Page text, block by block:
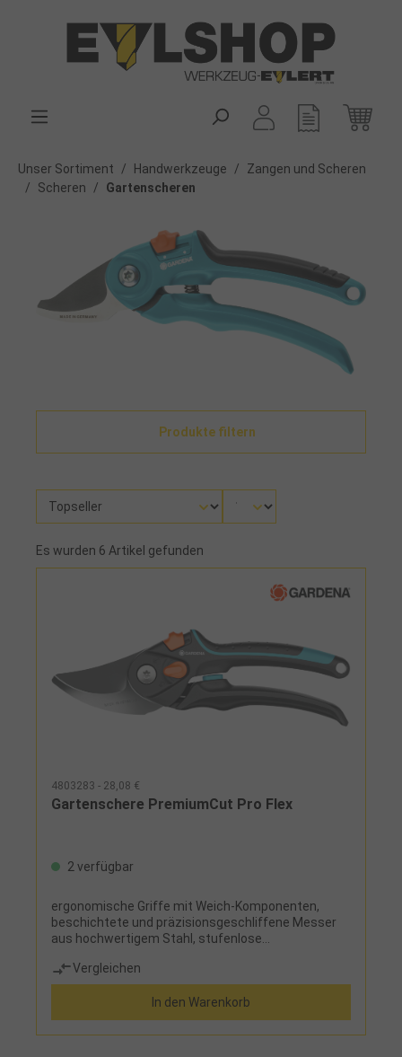
Unser Sortiment / Handwerkzeuge /
Zangen und Scheren
/
Scheren / Gartenscheren
Produkte filtern
Es wurden 6 Artikel gefunden
4803283 - 28,08 €
Gartenschere PremiumCut Pro Flex
2 verfügbar
ergonomische Griffe mit Weich-Komponenten,
beschichtete und präzisionsgeschliffene Messer
aus hochwertigem Stahl, stufenlose
für den Schnitt von stärkeren Ästen, Zweigen und
frischem Holz
Vergleichen
In den Warenkorb